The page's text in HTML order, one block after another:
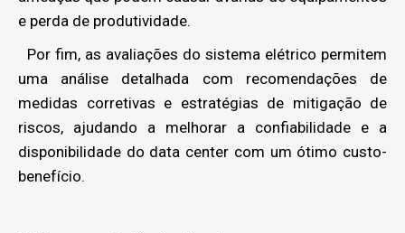
e perda de produtividade.
Por fim, as avaliações do sistema elétrico permitem
uma análise detalhada com recomendações de
medidas corretivas e estratégias de mitigação de
riscos, ajudando a melhorar a confiabilidade e a
disponibilidade do data center com um ótimo custo-
benefício.